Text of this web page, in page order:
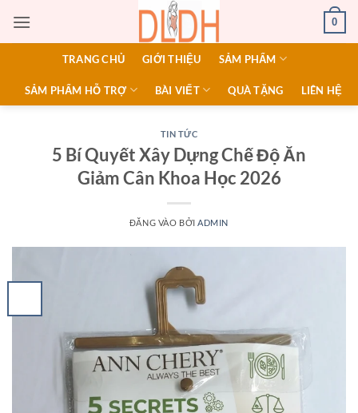
qua
0
TRANG CHỦ GIỚI THIỆU SẢM PHẨM
SẢM PHẨM HỖ TRỢ BÀI VIẾT QUÀ TẶNG LIÊN HỆ
TIN TỨC
5 Bí Quyết Xây Dựng Chế Độ Ăn
Giảm Cân Khoa Học 2026
ĐĂNG VÀO BỞI ADMIN